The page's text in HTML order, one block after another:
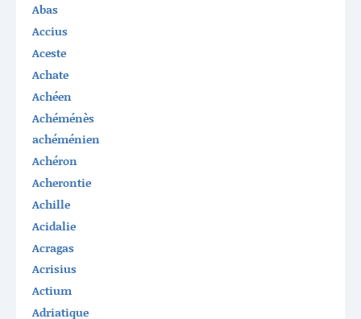
Abas
Accius
Aceste
Achate
Achéen
Achéménès
achéménien
Achéron
Acherontie
Achille
Acidalie
Acragas
Acrisius
Actium
Adriatique